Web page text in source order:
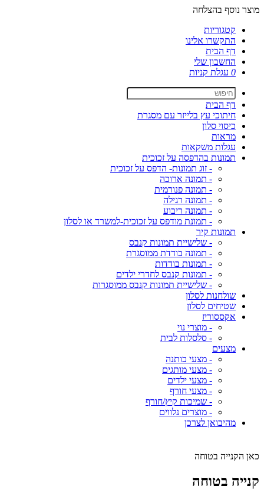
מוצר נוסף בהצלחה
קטגוריות
התקשרו אלינו
דף הבית
החשבון שלי
0 עגלת קניות
דף הבית
חיתוכי עץ בלייזר עם מסגרת
כיסוי סלון
מראות
עגלות משקאות
תמונות בהדפסה על זכוכית
- זוג תמונות- הדפס על זכוכית
- תמונה ארוכה
- תמונה פנורמית
- תמונה רגילה
- תמונה ריבוע
- תמונת מודפס על זכוכית-למשרד או לסלון
תמונות קיר
- שלישיית תמונות קנבס
- תמונה בודדת ממוסגרת
- תמונות בודדות
- תמונות קנבס לחדרי ילדים
- שלישיית תמונות קנבס ממוסגרות
שולחנות לסלון
שטיחים לסלון
אקססוריז
- מוצרי נוי
- סלסלות לבית
מצעים
- מצעי כותנה
- מצעי מותגים
- מצעי ילדים
- מצעי חורף
- שמיכות קיץ/חורף
- מוצרים נלווים
מהיבואן לצרכן
כאן הקנייה בטוחה
קנייה בטוחה